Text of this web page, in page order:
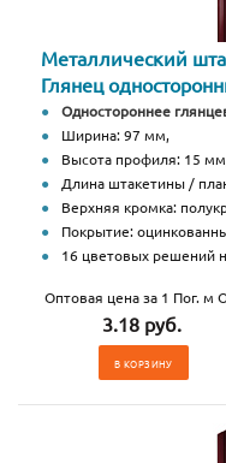
Металлический
Глянец
Одностороннее
Ширина: 97 мм,
Высота профиля: 15
Длина штакетины /
Верхняя кромка:
Покрытие:
16 цветовых решений
Оптовая цена за 1 Пог. м
3.18 руб.
В КОРЗИНУ